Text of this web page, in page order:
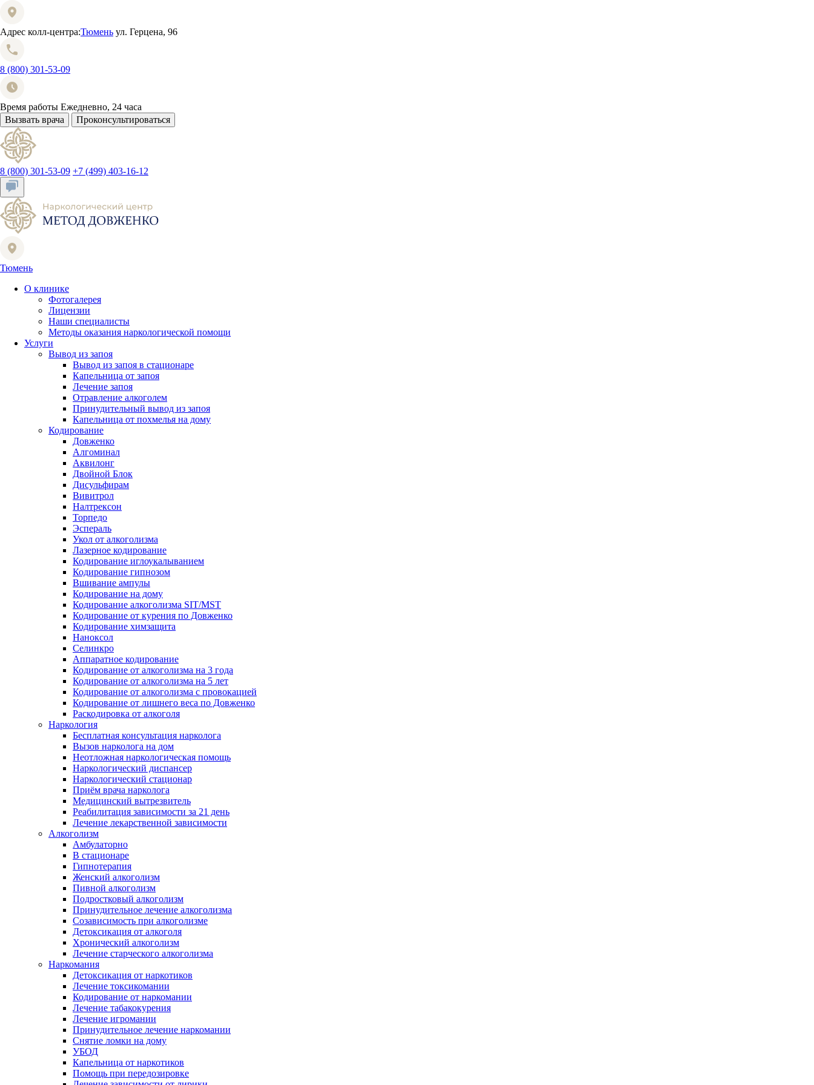
Адрес колл-центра:Тюмень ул. Герцена, 96
8 (800) 301-53-09
Время работы Ежедневно, 24 часа
Вызвать врача
Проконсультироваться
8 (800) 301-53-09 +7 (499) 403-16-12
Тюмень
О клинике
Фотогалерея
Лицензии
Наши специалисты
Методы оказания наркологической помощи
Услуги
Вывод из запоя
Вывод из запоя в стационаре
Капельница от запоя
Лечение запоя
Отравление алкоголем
Принудительный вывод из запоя
Капельница от похмелья на дому
Кодирование
Довженко
Алгоминал
Аквилонг
Двойной Блок
Дисульфирам
Вивитрол
Налтрексон
Торпедо
Эспераль
Укол от алкоголизма
Лазерное кодирование
Кодирование иглоукалыванием
Кодирование гипнозом
Вшивание ампулы
Кодирование на дому
Кодирование алкоголизма SIT/MST
Кодирование от курения по Довженко
Кодирование химзащита
Наноксол
Селинкро
Аппаратное кодирование
Кодирование от алкоголизма на 3 года
Кодирование от алкоголизма на 5 лет
Кодирование от алкоголизма с провокацией
Кодирование от лишнего веса по Довженко
Раскодировка от алкоголя
Наркология
Бесплатная консультация нарколога
Вызов нарколога на дом
Неотложная наркологическая помощь
Наркологический диспансер
Наркологический стационар
Приём врача нарколога
Медицинский вытрезвитель
Реабилитация зависимости за 21 день
Лечение лекарственной зависимости
Алкоголизм
Амбулаторно
В стационаре
Гипнотерапия
Женский алкоголизм
Пивной алкоголизм
Подростковый алкоголизм
Принудительное лечение алкоголизма
Созависимость при алкоголизме
Детоксикация от алкоголя
Хронический алкоголизм
Лечение старческого алкоголизма
Наркомания
Детоксикация от наркотиков
Лечение токсикомании
Кодирование от наркомании
Лечение табакокурения
Лечение игромании
Принудительное лечение наркомании
Снятие ломки на дому
УБОД
Капельница от наркотиков
Помощь при передозировке